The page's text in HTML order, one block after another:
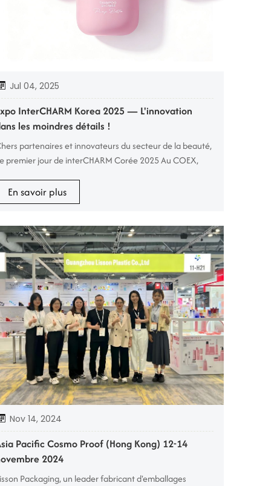
Jul 04, 2025
InterCHARM Korea 2025 — L'innovation
les moindres détails !
partenaires et innovateurs du secteur de la beauté,
premier jour de interCHARM Corée 2025 Au COEX,
ne cesse de croître ! Nous avons été ravis d'accueillir un
constant de professionnels de la beauté, d'acheteurs
LISSON est fier de vous présenter notre
in...
En savoir plus
Nov 14, 2024
Pacific Cosmo Proof (Hong Kong) 12-14
2024
Packaging, un leader fabricant d'emballages